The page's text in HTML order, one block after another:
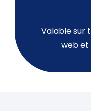
Valable sur
web et